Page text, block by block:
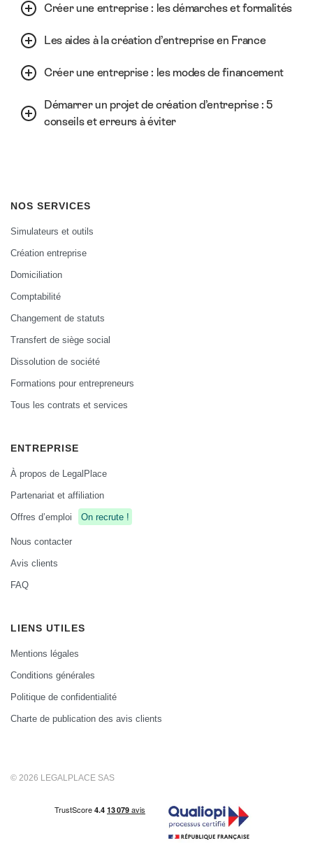
Créer une entreprise : les démarches et formalités
Les aides à la création d’entreprise en France
Créer une entreprise : les modes de financement
Démarrer un projet de création d’entreprise : 5
conseils et erreurs à éviter
NOS SERVICES
Simulateurs et outils
Création entreprise
Domiciliation
Comptabilité
Changement de statuts
Transfert de siège social
Dissolution de société
Formations pour entrepreneurs
Tous les contrats et services
ENTREPRISE
À propos de LegalPlace
Partenariat et affiliation
Offres d’emploi
On recrute !
Nous contacter
Avis clients
FAQ
LIENS UTILES
Mentions légales
Conditions générales
Politique de confidentialité
Charte de publication des avis clients
© 2026 LEGALPLACE SAS